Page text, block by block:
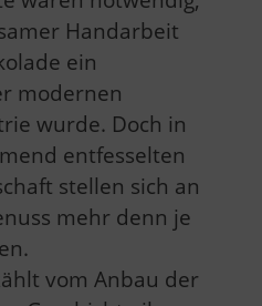
Handarbeit
ein
modernen
wurde. Doch in
entfesselten
stellen sich an
mehr denn je
vom Anbau der